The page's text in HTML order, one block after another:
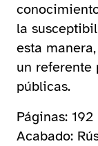
la
esta
un referente
públicas.
Páginas:
Acabado: